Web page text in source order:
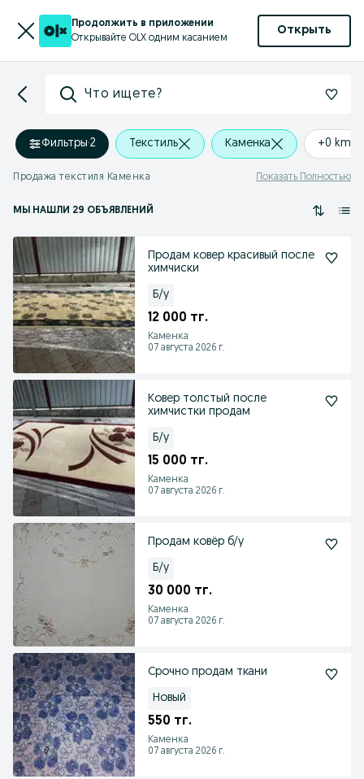
Продолжить в приложении
Открывайте OLX одним касанием
Открыть
Что ищете?
Фильтры·2 Текстиль Каменка +0 km
Продажа текстиля Каменка Показать Полностью
МЫ НАШЛИ 29 ОБЪЯВЛЕНИЙ
Продам ковер красивый после
химчиски
Б/у
12 000 тг.
Каменка
07 августа 2026 г.
Ковер толстый после
химчистки продам
Б/у
15 000 тг.
Каменка
07 августа 2026 г.
Продам ковёр б/у
Б/у
30 000 тг.
Каменка
07 августа 2026 г.
Срочно продам ткани
Новый
550 тг.
Каменка
07 августа 2026 г.